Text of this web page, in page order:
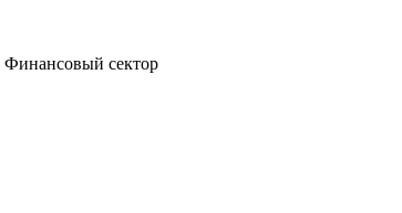
Финансовый сектор